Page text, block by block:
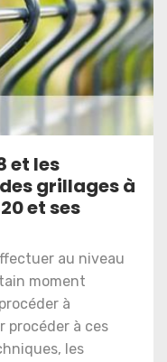
et les
grillages à
et ses
au niveau
moment
à
procéder à ces
les